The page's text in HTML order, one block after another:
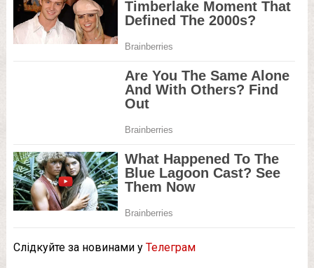
Слідкуйте за новинами у Телеграм